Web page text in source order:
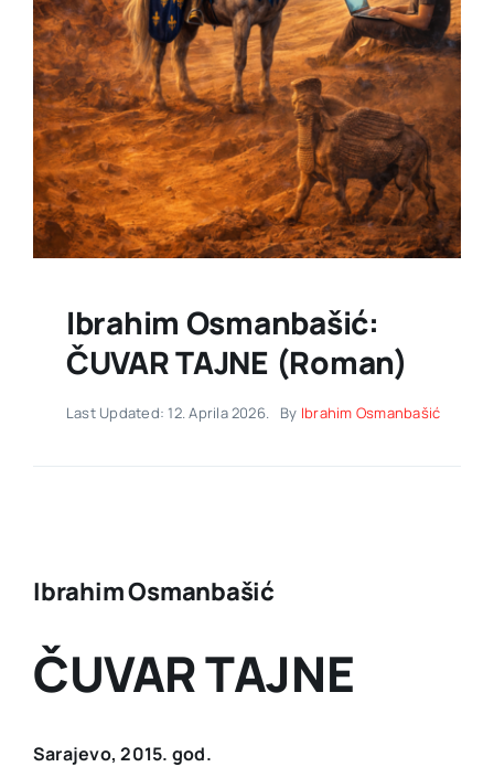
Ibrahim Osmanbašić:
ČUVAR TAJNE (roman)
Last Updated: 12. Aprila 2026. By Ibrahim Osmanbašić
Ibrahim Osmanbašić
ČUVAR TAJNE
Sarajevo, 2015. god.